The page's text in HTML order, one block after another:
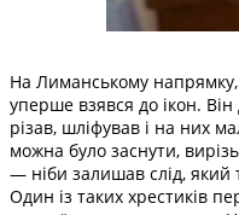
На Лиманському
уперше взявся до ікон. Він
різав, шліфував і на них
можна було заснути,
— ніби залишав слід, який
Один із таких хрестиків